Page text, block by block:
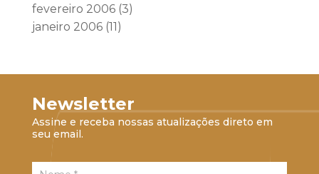
fevereiro 2006(3)
janeiro 2006(11)
Newsletter
Assine e receba nossas atualizações direto em
seu email.